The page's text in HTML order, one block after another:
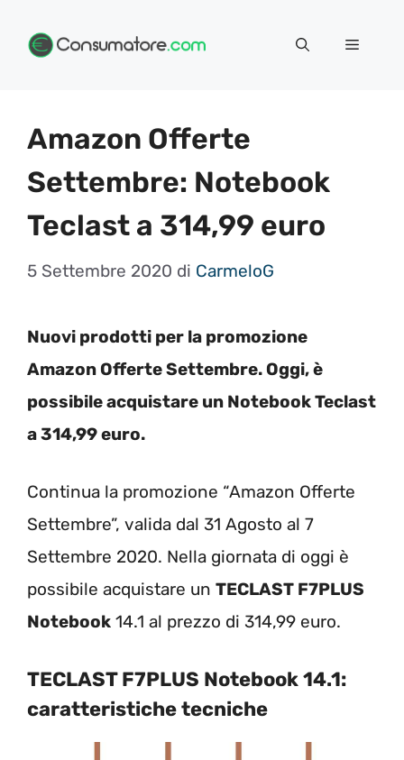
Menu
Amazon Offerte
Settembre: Notebook
Teclast a 314,99 euro
5 Settembre 2020 di CarmeloG
Nuovi prodotti per la promozione
Amazon Offerte Settembre. Oggi, è
possibile acquistare un Notebook Teclast
a 314,99 euro.
Continua la promozione “Amazon Offerte
Settembre”, valida dal 31 Agosto al 7
Settembre 2020. Nella giornata di oggi è
possibile acquistare un TECLAST F7PLUS
Notebook 14.1 al prezzo di 314,99 euro.
TECLAST F7PLUS Notebook 14.1:
caratteristiche tecniche